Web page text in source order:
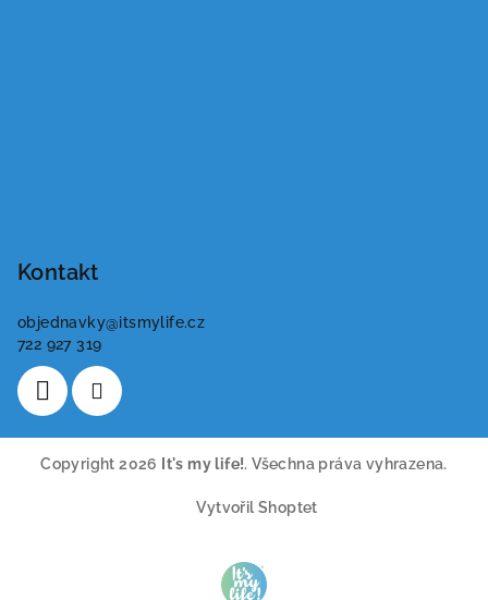
Kontakt
objednavky@itsmylife.cz
722 927 319
Copyright 2026 It's my life!. Všechna práva vyhrazena.
Vytvořil Shoptet